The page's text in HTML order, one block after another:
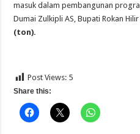
masuk dalam pembangunan
Dumai Zulkipli AS, Bupati Rokan
(ton).
Post Views: 5
Share this: